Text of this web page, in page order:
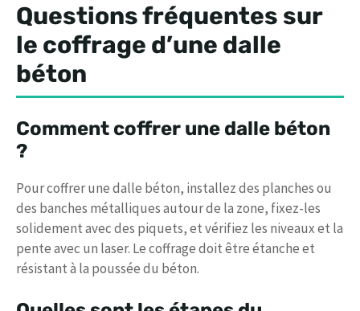
Questions fréquentes sur
le coffrage d’une dalle
béton
Comment coffrer une dalle béton
?
Pour coffrer une dalle béton, installez des planches ou
des banches métalliques autour de la zone, fixez-les
solidement avec des piquets, et vérifiez les niveaux et la
pente avec un laser. Le coffrage doit être étanche et
résistant à la poussée du béton.